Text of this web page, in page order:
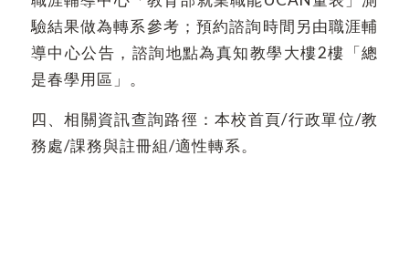
驗結果做為轉系參考；預約諮詢時間另由職涯輔
導中心公告，諮詢地點為真知教學大樓2樓「總
是春學用區」。
四、相關資訊查詢路徑：本校首頁/行政單位/教
務處/課務與註冊組/適性轉系。